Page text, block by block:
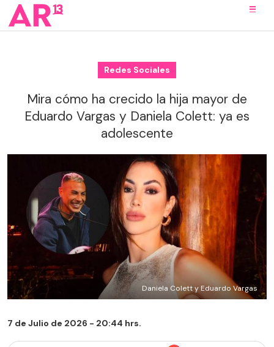
Redes Sociales
Mira cómo ha crecido la hija mayor de
Eduardo Vargas y Daniela Colett: ya es
adolescente
Daniela Colett y Eduardo Vargas
7 de Julio de 2026 - 20:44 hrs.